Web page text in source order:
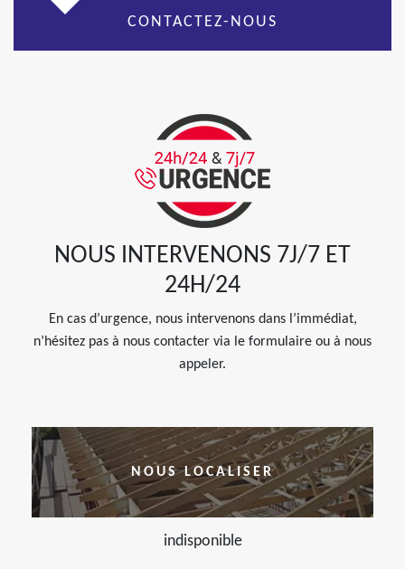
CONTACTEZ-NOUS
NOUS INTERVENONS 7J/7 ET
24H/24
En cas d’urgence, nous intervenons dans l’immédiat,
n’hésitez pas à nous contacter via le formulaire ou à nous
appeler.
NOUS LOCALISER
indisponible